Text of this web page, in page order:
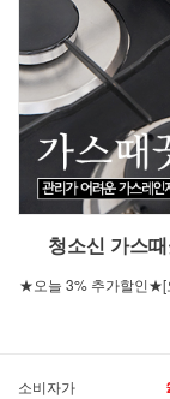
청소신 가스
★오늘 3% 추가할인★[
소비자가